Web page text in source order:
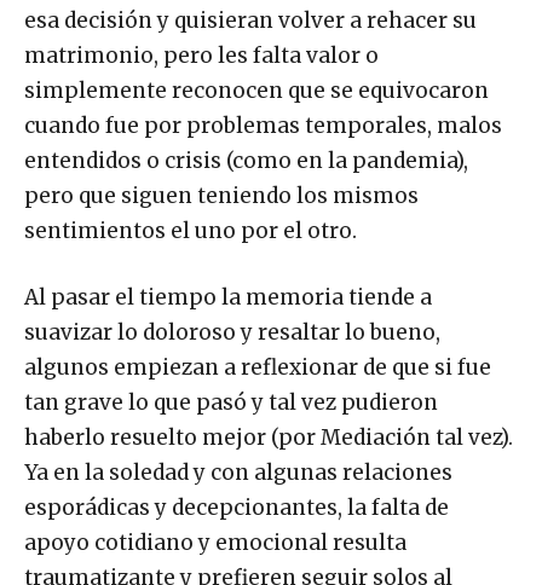
esa decisión y quisieran volver a rehacer su
matrimonio, pero les falta valor o
simplemente reconocen que se equivocaron
cuando fue por problemas temporales, malos
entendidos o crisis (como en la pandemia),
pero que siguen teniendo los mismos
sentimientos el uno por el otro.
Al pasar el tiempo la memoria tiende a
suavizar lo doloroso y resaltar lo bueno,
algunos empiezan a reflexionar de que si fue
tan grave lo que pasó y tal vez pudieron
haberlo resuelto mejor (por Mediación tal vez).
Ya en la soledad y con algunas relaciones
esporádicas y decepcionantes, la falta de
apoyo cotidiano y emocional resulta
traumatizante y prefieren seguir solos al